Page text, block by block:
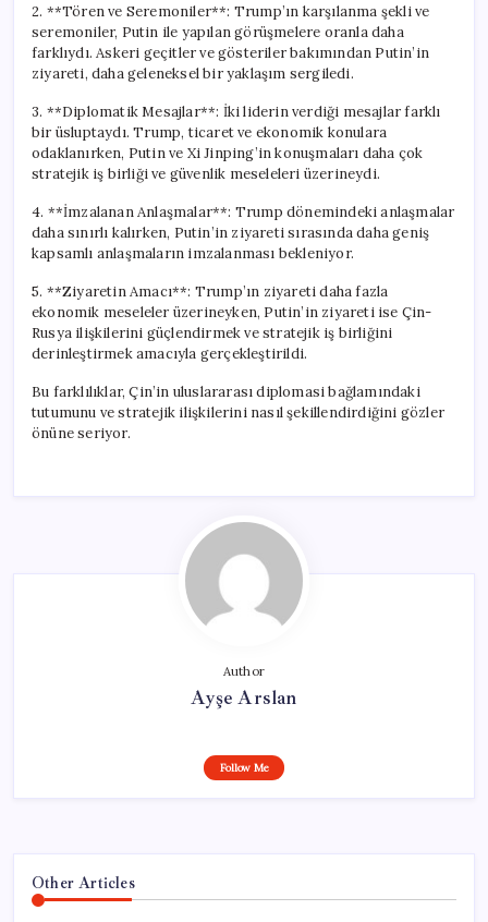
2. **Tören ve Seremoniler**: Trump’ın karşılanma şekli ve
seremoniler, Putin ile yapılan görüşmelere oranla daha
farklıydı. Askeri geçitler ve gösteriler bakımından Putin’in
ziyareti, daha geleneksel bir yaklaşım sergiledi.
3. **Diplomatik Mesajlar**: İki liderin verdiği mesajlar farklı
bir üsluptaydı. Trump, ticaret ve ekonomik konulara
odaklanırken, Putin ve Xi Jinping’in konuşmaları daha çok
stratejik iş birliği ve güvenlik meseleleri üzerineydi.
4. **İmzalanan Anlaşmalar**: Trump dönemindeki anlaşmalar
daha sınırlı kalırken, Putin’in ziyareti sırasında daha geniş
kapsamlı anlaşmaların imzalanması bekleniyor.
5. **Ziyaretin Amacı**: Trump’ın ziyareti daha fazla
ekonomik meseleler üzerineyken, Putin’in ziyareti ise Çin-
Rusya ilişkilerini güçlendirmek ve stratejik iş birliğini
derinleştirmek amacıyla gerçekleştirildi.
Bu farklılıklar, Çin’in uluslararası diplomasi bağlamındaki
tutumunu ve stratejik ilişkilerini nasıl şekillendirdiğini gözler
önüne seriyor.
Author
Ayşe Arslan
Follow Me
Other Articles